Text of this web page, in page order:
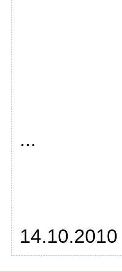
...
14.10.2010